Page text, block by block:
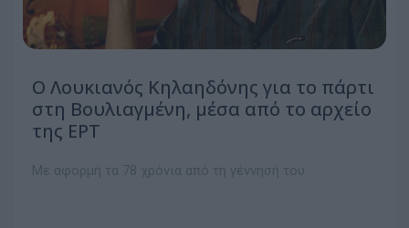
Ο Λουκιανός Κηλαηδόνης για το πάρτι
στη Βουλιαγμένη, μέσα από το αρχείο
της ΕΡΤ
Με αφορμή τα 78 χρόνια από τη γέννησή του.